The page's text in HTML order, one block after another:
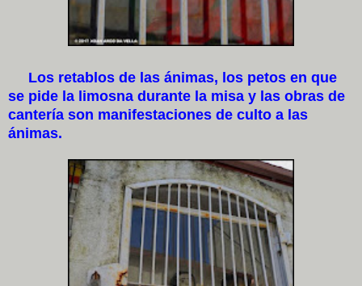
Los retablos de las ánimas, los petos en que
se pide la limosna durante la misa y las obras de
cantería son manifestaciones de culto a las
ánimas.